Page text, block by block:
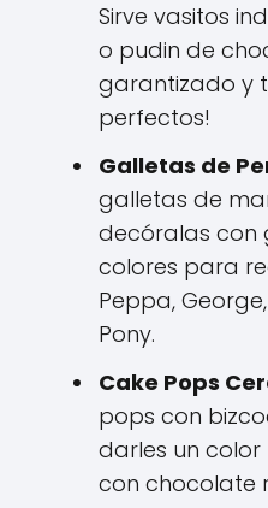
Sirve vasitos
o pudin de
garantizado y
perfectos!
Galletas de
galletas de
decóralas con
colores para
Peppa,
Pony.
Cake Pops
pops con
darles un color
con chocolate